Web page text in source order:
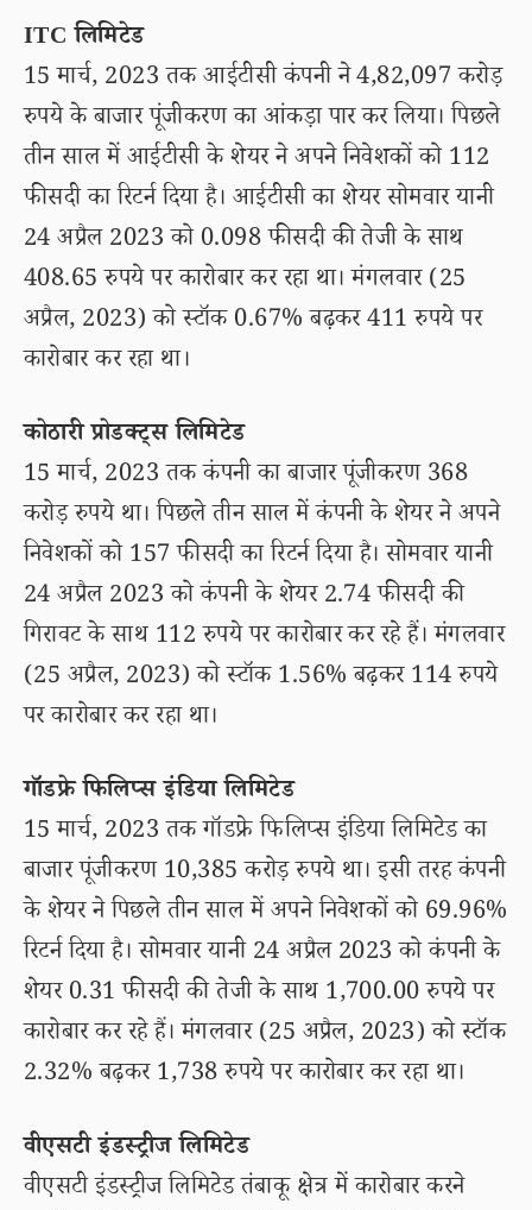
ITC लिमिटेड
15 मार्च, 2023 तक आईटीसी कंपनी ने 4,82,097 करोड़
रुपये के बाजार पूंजीकरण का आंकड़ा पार कर लिया। पिछले
तीन साल में आईटीसी के शेयर ने अपने निवेशकों को 112
फीसदी का रिटर्न दिया है। आईटीसी का शेयर सोमवार यानी
24 अप्रैल 2023 को 0.098 फीसदी की तेजी के साथ
408.65 रुपये पर कारोबार कर रहा था। मंगलवार (25
अप्रैल, 2023) को स्टॉक 0.67% बढ़कर 411 रुपये पर
कारोबार कर रहा था।
कोठारी प्रोडक्ट्स लिमिटेड
15 मार्च, 2023 तक कंपनी का बाजार पूंजीकरण 368
करोड़ रुपये था। पिछले तीन साल में कंपनी के शेयर ने अपने
निवेशकों को 157 फीसदी का रिटर्न दिया है। सोमवार यानी
24 अप्रैल 2023 को कंपनी के शेयर 2.74 फीसदी की
गिरावट के साथ 112 रुपये पर कारोबार कर रहे हैं। मंगलवार
(25 अप्रैल, 2023) को स्टॉक 1.56% बढ़कर 114 रुपये
पर कारोबार कर रहा था।
गॉडफ्रे फिलिप्स इंडिया लिमिटेड
15 मार्च, 2023 तक गॉडफ्रे फिलिप्स इंडिया लिमिटेड का
बाजार पूंजीकरण 10,385 करोड़ रुपये था। इसी तरह कंपनी
के शेयर ने पिछले तीन साल में अपने निवेशकों को 69.96%
रिटर्न दिया है। सोमवार यानी 24 अप्रैल 2023 को कंपनी के
शेयर 0.31 फीसदी की तेजी के साथ 1,700.00 रुपये पर
कारोबार कर रहे हैं। मंगलवार (25 अप्रैल, 2023) को स्टॉक
2.32% बढ़कर 1,738 रुपये पर कारोबार कर रहा था।
वीएसटी इंडस्ट्रीज लिमिटेड
वीएसटी इंडस्ट्रीज लिमिटेड तंबाकू क्षेत्र में कारोबार करने